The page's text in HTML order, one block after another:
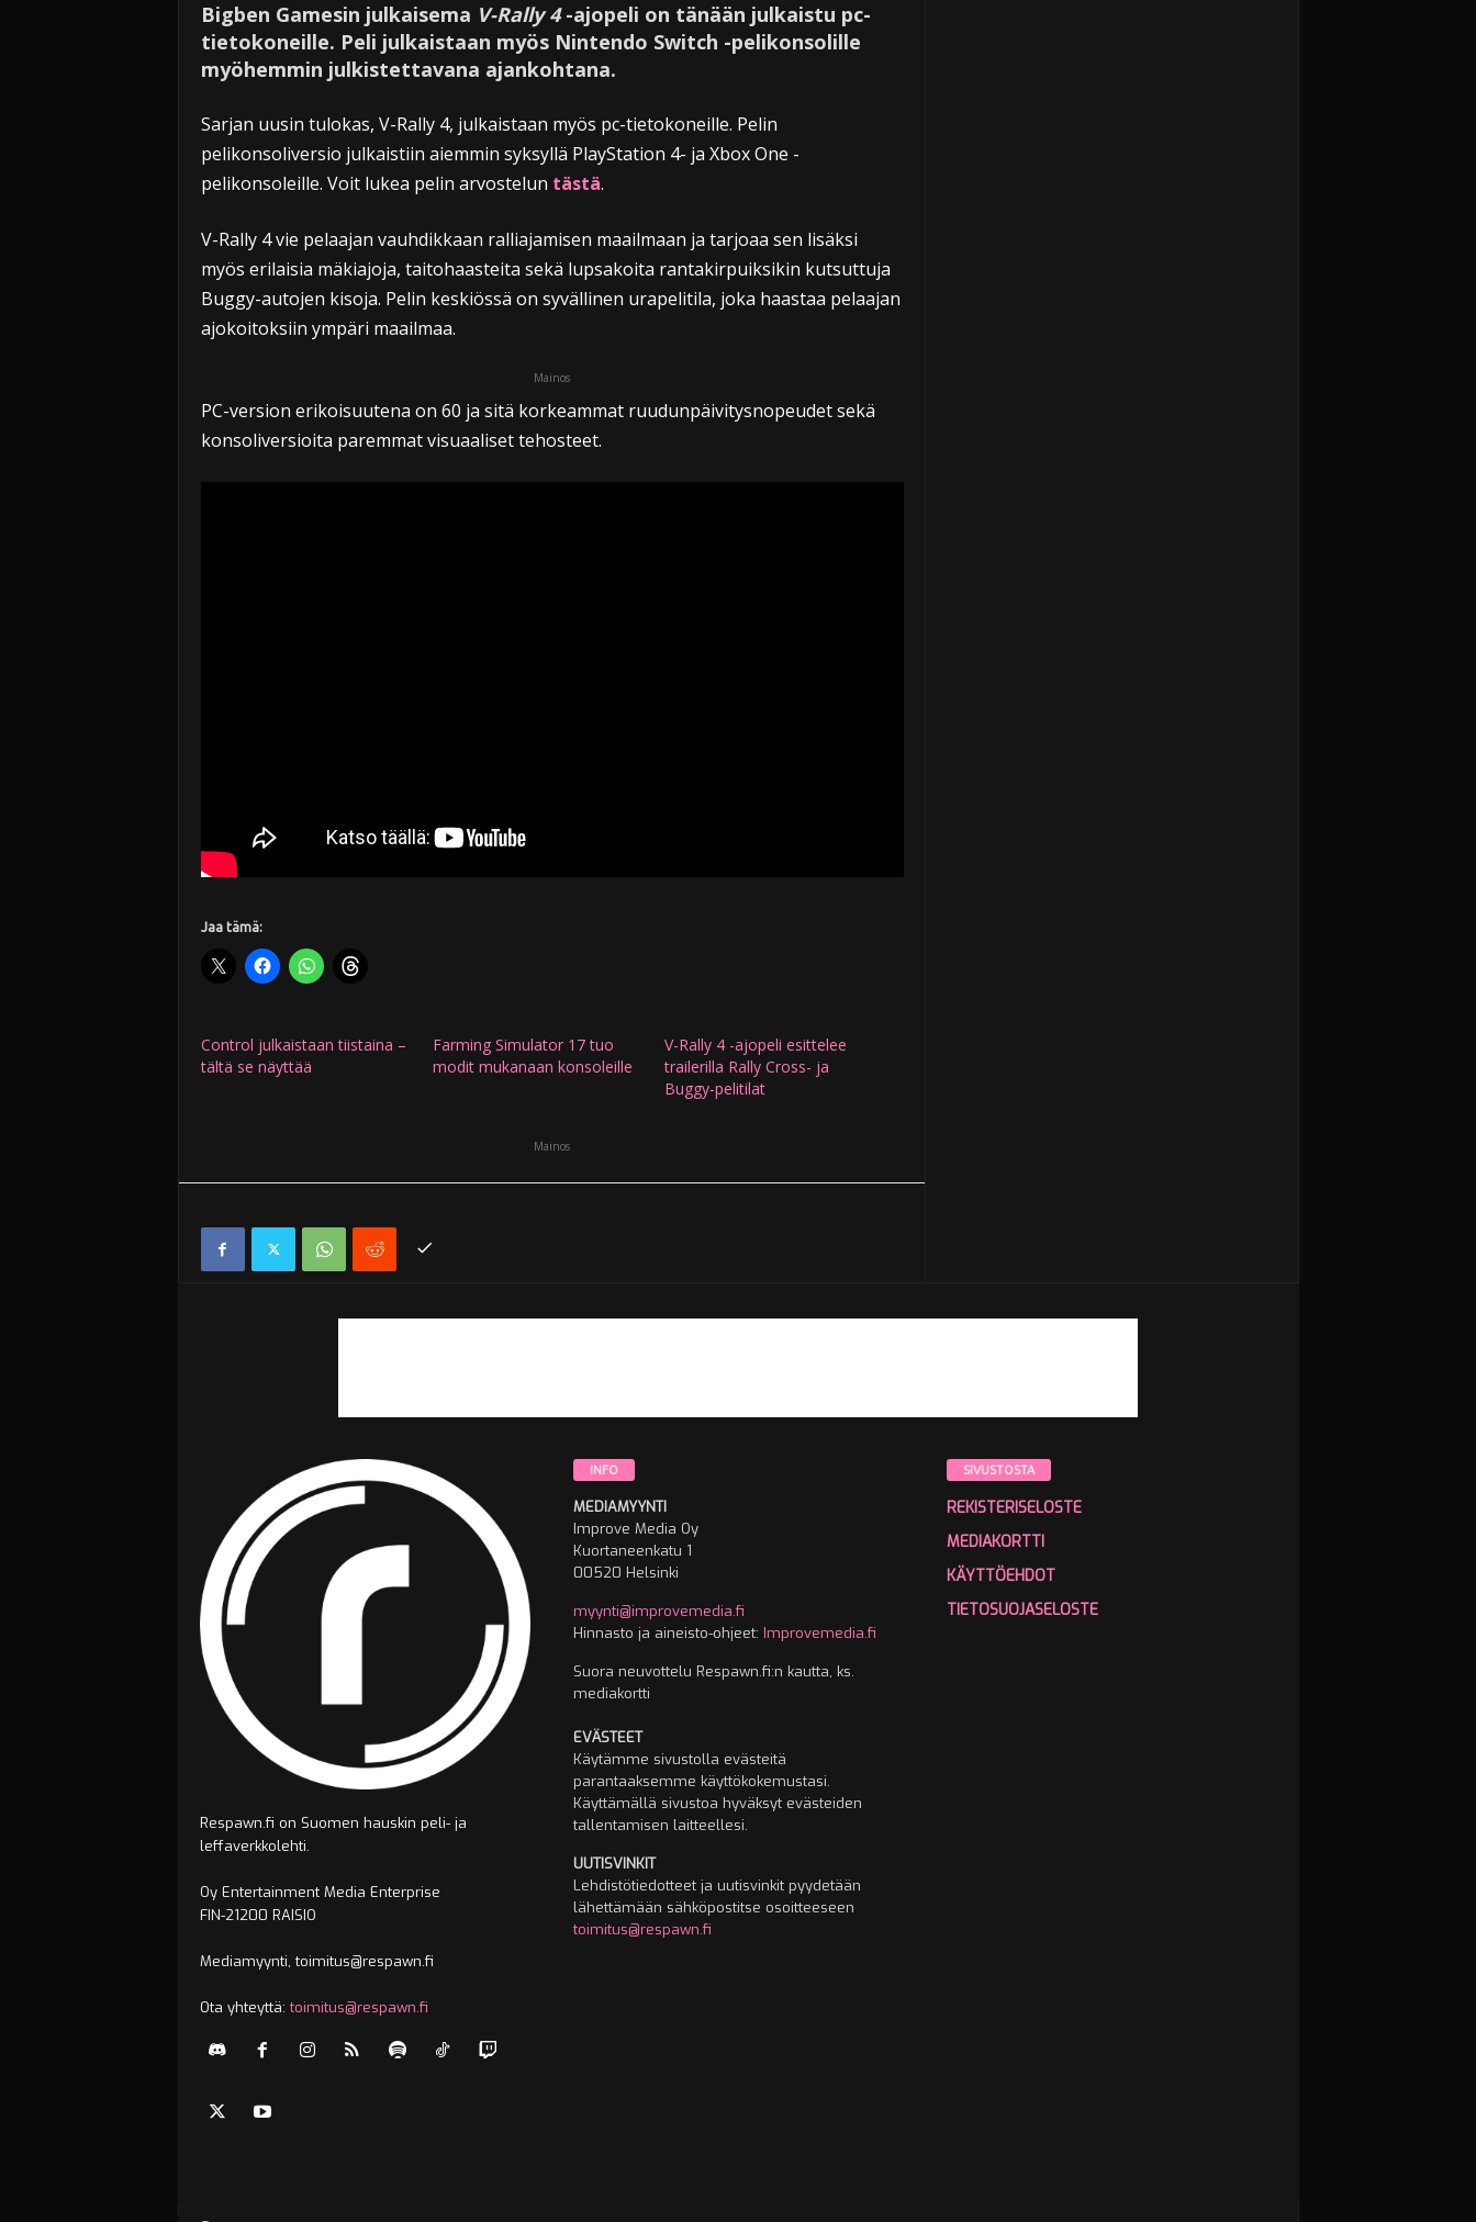
Bigben Gamesin julkaisema V-Rally 4-ajopeli on tänään julkaistu pc-
tietokoneille. Peli julkaistaan myös Nintendo Switch -pelikonsolille
myöhemmin julkistettavana ajankohtana.
Sarjan uusin tulokas, V-Rally 4, julkaistaan myös pc-tietokoneille. Pelin
pelikonsoliversio julkaistiin aiemmin syksyllä PlayStation 4- ja Xbox One -
pelikonsoleille. Voit lukea pelin arvostelun tästä.
V-Rally 4 vie pelaajan vauhdikkaan ralliajamisen maailmaan ja tarjoaa sen lisäksi
myös erilaisia mäkiajoja, taitohaasteita sekä lupsakoita rantakirpuiksikin kutsuttuja
Buggy-autojen kisoja. Pelin keskiössä on syvällinen urapelitila, joka haastaa pelaajan
ajokoitoksiin ympäri maailmaa.
Mainos
PC-version erikoisuutena on 60 ja sitä korkeammat ruudunpäivitysnopeudet sekä
konsoliversioita paremmat visuaaliset tehosteet.
Jaa tämä:
Control julkaistaan tiistaina –
tältä se näyttää
Farming Simulator 17 tuo
modit mukanaan konsoleille
V-Rally 4 -ajopeli esittelee
trailerilla Rally Cross- ja
Buggy-pelitilat
Mainos
Respawn.fi on Suomen hauskin peli- ja
leffaverkkolehti.
Oy Entertainment Media Enterprise
FIN-21200 RAISIO
Mediamyynti, toimitus@respawn.fi
Ota yhteyttä:toimitus@respawn.fi
INFO
MEDIAMYYNTI
Improve Media Oy
Kuortaneenkatu 1
00520 Helsinki
myynti@improvemedia.fi
Hinnasto ja aineisto-ohjeet: Improvemedia.fi
Suora neuvottelu Respawn.fi:n kautta, ks.
mediakortti
EVÄSTEET
Käytämme sivustolla evästeitä
parantaaksemme käyttökokemustasi.
Käyttämällä sivustoa hyväksyt evästeiden
tallentamisen laitteellesi.
UUTISVINKIT
Lehdistötiedotteet ja uutisvinkit pyydetään
lähettämään sähköpostitse osoitteeseen
toimitus@respawn.fi
SIVUSTOSTA
REKISTERISELOSTE
MEDIAKORTTI
KÄYTTÖEHDOT
TIETOSUOJASELOSTE